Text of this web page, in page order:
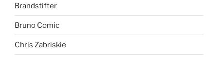
Brandstifter
Bruno Comic
Chris Zabriskie